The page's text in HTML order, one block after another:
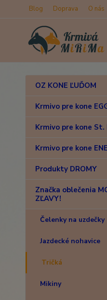
Blog Doprava O nás
OZ KONE ĽUĎOM
Krmivo pre kone
Krmivo pre kone St.
Krmivo pre kone
Produkty DROMY
Značka oblečenia
ZĽAVY!
Čelenky na uzdečky
Jazdecké nohavice
Tričká
Mikiny